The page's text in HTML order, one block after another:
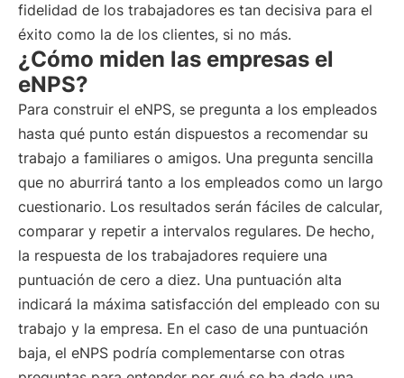
fidelidad de los trabajadores es tan decisiva para el
éxito como la de los clientes, si no más.
¿Cómo miden las empresas el
eNPS?
Para construir el eNPS, se pregunta a los empleados
hasta qué punto están dispuestos a recomendar su
trabajo a familiares o amigos. Una pregunta sencilla
que no aburrirá tanto a los empleados como un largo
cuestionario. Los resultados serán fáciles de calcular,
comparar y repetir a intervalos regulares. De hecho,
la respuesta de los trabajadores requiere una
puntuación de cero a diez. Una puntuación alta
indicará la máxima satisfacción del empleado con su
trabajo y la empresa. En el caso de una puntuación
baja, el eNPS podría complementarse con otras